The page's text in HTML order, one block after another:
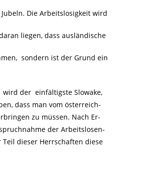
Die Arbeitslosigkeit wird
liegen, dass ausländische
sondern ist der Grund ein
der einfältigste Slowake,
dass man vom österreich-
zu müssen. Nach Er-
der Arbeitslosen-
dieser Herrschaften diese